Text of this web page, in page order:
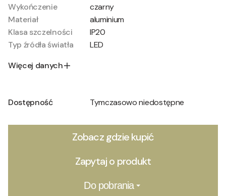
Wykończenie
czarny
Materiał
aluminium
Klasa szczelności
IP20
Typ źródła światła
LED
Więcej danych
Dostępność Tymczasowo niedostępne
Zobacz gdzie kupić
Zapytaj o produkt
Do pobrania